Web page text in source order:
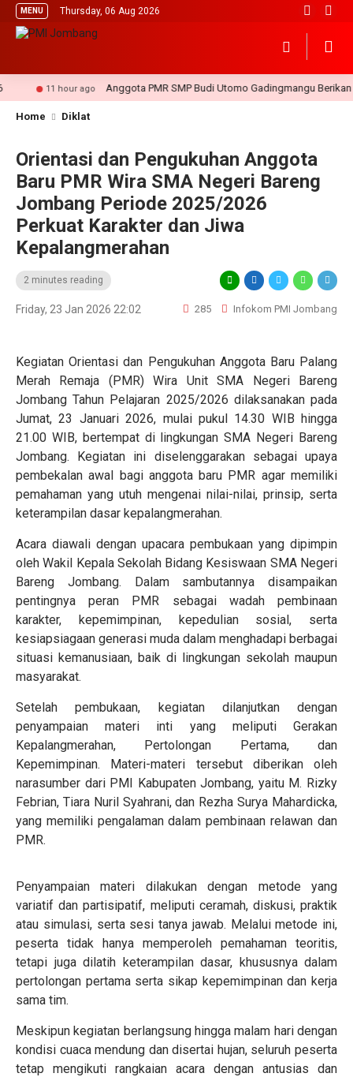
MENU Thursday, 06 Aug 2026
11 hour ago Anggota PMR SMP Budi Utomo Gadingmangu Berikan
Home Diklat
Orientasi dan Pengukuhan Anggota
Baru PMR Wira SMA Negeri Bareng
Jombang Periode 2025/2026
Perkuat Karakter dan Jiwa
Kepalangmerahan
2 minutes reading
Friday, 23 Jan 2026 22:02 285 Infokom PMI Jombang
Kegiatan Orientasi dan Pengukuhan Anggota Baru Palang
Merah Remaja (PMR) Wira Unit SMA Negeri Bareng
Jombang Tahun Pelajaran 2025/2026 dilaksanakan pada
Jumat, 23 Januari 2026, mulai pukul 14.30 WIB hingga
21.00 WIB, bertempat di lingkungan SMA Negeri Bareng
Jombang. Kegiatan ini diselenggarakan sebagai upaya
pembekalan awal bagi anggota baru PMR agar memiliki
pemahaman yang utuh mengenai nilai-nilai, prinsip, serta
keterampilan dasar kepalangmerahan.
Acara diawali dengan upacara pembukaan yang dipimpin
oleh Wakil Kepala Sekolah Bidang Kesiswaan SMA Negeri
Bareng Jombang. Dalam sambutannya disampaikan
pentingnya peran PMR sebagai wadah pembinaan
karakter, kepemimpinan, kepedulian sosial, serta
kesiapsiagaan generasi muda dalam menghadapi berbagai
situasi kemanusiaan, baik di lingkungan sekolah maupun
masyarakat.
Setelah pembukaan, kegiatan dilanjutkan dengan
penyampaian materi inti yang meliputi Gerakan
Kepalangmerahan, Pertolongan Pertama, dan
Kepemimpinan. Materi-materi tersebut diberikan oleh
narasumber dari PMI Kabupaten Jombang, yaitu M. Rizky
Febrian, Tiara Nuril Syahrani, dan Rezha Surya Mahardicka,
yang memiliki pengalaman dalam pembinaan relawan dan
PMR.
Penyampaian materi dilakukan dengan metode yang
variatif dan partisipatif, meliputi ceramah, diskusi, praktik
atau simulasi, serta sesi tanya jawab. Melalui metode ini,
peserta tidak hanya memperoleh pemahaman teoritis,
tetapi juga dilatih keterampilan dasar, khususnya dalam
pertolongan pertama serta sikap kepemimpinan dan kerja
sama tim.
Meskipun kegiatan berlangsung hingga malam hari dengan
kondisi cuaca mendung dan disertai hujan, seluruh peserta
tetap mengikuti rangkaian acara dengan antusias dan